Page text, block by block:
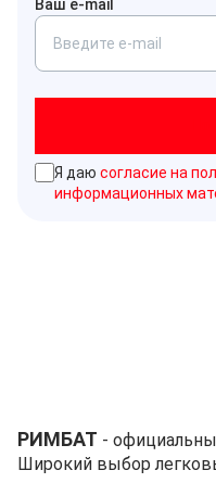
Ваш e-mail
Я даю согласие на
информационных
РИМБАТ -
Широкий выбор